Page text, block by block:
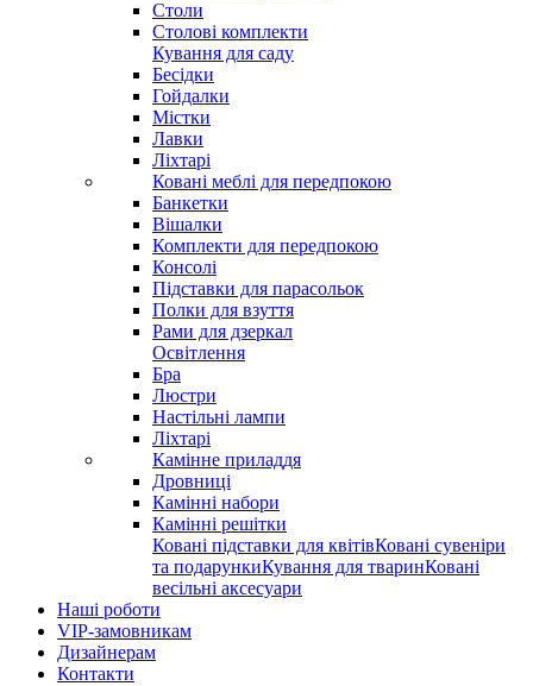
Столи
Столові комплекти
Кування для саду
Бесідки
Гойдалки
Містки
Лавки
Ліхтарі
Ковані меблі для передпокою
Банкетки
Вішалки
Комплекти для передпокою
Консолі
Підставки для парасольок
Полки для взуття
Рами для дзеркал
Освітлення
Бра
Люстри
Настільні лампи
Ліхтарі
Камінне приладдя
Дровниці
Камінні набори
Камінні решітки
Ковані підставки для квітівКовані сувеніри
та подарункиКування для тваринКовані
весільні аксесуари
Наші роботи
VIP-замовникам
Дизайнерам
Контакти